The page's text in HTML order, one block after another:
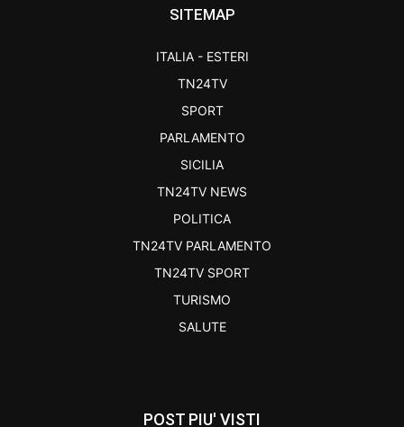
SITEMAP
ITALIA - ESTERI
TN24TV
SPORT
PARLAMENTO
SICILIA
TN24TV NEWS
POLITICA
TN24TV PARLAMENTO
TN24TV SPORT
TURISMO
SALUTE
POST PIU' VISTI